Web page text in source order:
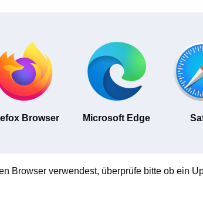
Browser Microsoft Edge
Browser verwendest, überprüfe bitte ob ein